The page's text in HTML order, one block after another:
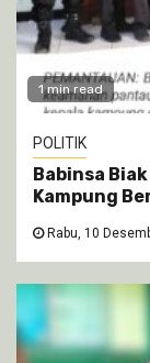
1 min read
POLITIK
Babinsa
Kampung
Rabu, 10